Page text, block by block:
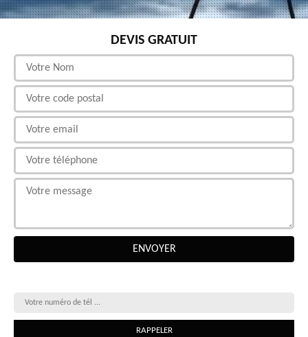
DEVIS GRATUIT